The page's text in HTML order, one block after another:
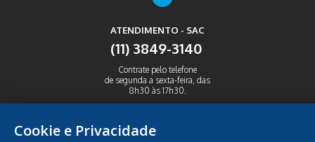
ATENDIMENTO - SAC
(11) 3849-3140
Contrate pelo telefone
de segunda a sexta-feira, das
8h30 às 17h30.
Cookie e Privacidade